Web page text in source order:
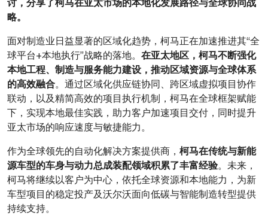
略。
面对制造业日益显著的区域化趋势，柯马正在加速推进其“全
球平台+本地执行”战略的落地。 在亚太地区，柯马不断强化
本地工程、制造与服务能力建设，推动区域资源与全球体系
的高效融合。通过区域化供应链协同、跨区域虚拟项目协作
联动，以及精简高效的项目执行机制，柯马在全球框架赋能
下，实现本地最佳实践，助力客户加速项目交付，同时提升
亚太市场的响应速度与敏捷能力。
作为全球领先的自动化解决方案提供商， 柯马在传统与新能
源车型的车身与动力总成装配领域积累了丰富经验。未来，
柯马将继续以客户为中心，依托全球资源和本地能力，为新
车型项目的稳定投产及沃尔沃面向低碳与智能制造转型提供
持续支持。